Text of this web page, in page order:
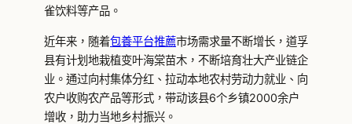
雀饮料等产品。
近年来，随着包養平台推薦市场需求量不断增长，道孚
县有计划地栽植变叶海棠苗木，不断培育壮大产业链企
业。通过向村集体分红、拉动本地农村劳动力就业、向
农户收购农产品等形式，带动该县6个乡镇2000余户
增收，助力当地乡村振兴。